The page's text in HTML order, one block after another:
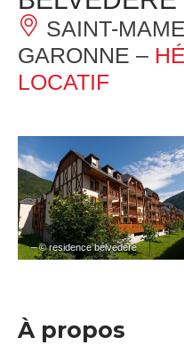
SAINT-
GARONNE –
LOCATIF
– © residence belvedere
À propos